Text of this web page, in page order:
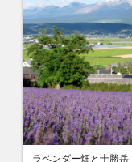
ラベンダー畑と十勝岳